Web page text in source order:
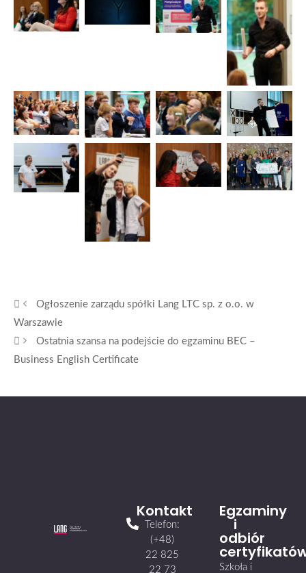
Ogłoszenie zarządu spółki Lang LTC sp. z o.o. w
Warszawie
Ostatnia szansa na podejście do egzaminu BEC –
Business English Certificate
Kontakt
Telefon:
(+48)
22 825
22 73
Egzaminy
i
odbiór
Szkoła i